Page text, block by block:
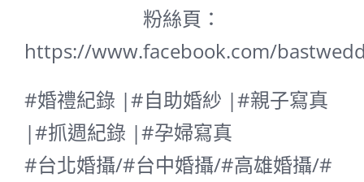
粉絲頁：
https://www.facebook.com/
#婚禮紀錄 |#自助婚紗 |#親子寫真
|#抓週紀錄 |#孕婦寫真
#台北婚攝/#台中婚攝/#高雄婚攝/#